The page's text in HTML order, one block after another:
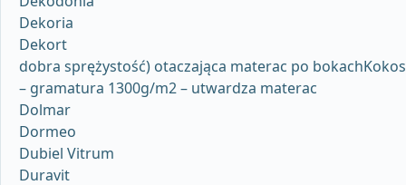
Dekoria
Dekort
dobra sprężystość) otaczająca materac po bokachKokos
– gramatura 1300g/m2 – utwardza materac
Dolmar
Dormeo
Dubiel Vitrum
Duravit